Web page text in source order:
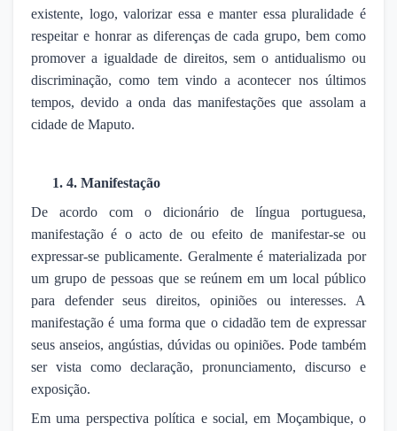
existente, logo, valorizar essa e manter essa pluralidade é
respeitar e honrar as diferenças de cada grupo, bem como
promover a igualdade de direitos, sem o antidualismo ou
discriminação, como tem vindo a acontecer nos últimos
tempos, devido a onda das manifestações que assolam a
cidade de Maputo.
1. 4. Manifestação
De acordo com o dicionário de língua portuguesa,
manifestação é o acto de ou efeito de manifestar-se ou
expressar-se publicamente. Geralmente é materializada por
um grupo de pessoas que se reúnem em um local público
para defender seus direitos, opiniões ou interesses. A
manifestação é uma forma que o cidadão tem de expressar
seus anseios, angústias, dúvidas ou opiniões. Pode também
ser vista como declaração, pronunciamento, discurso e
exposição.
Em uma perspectiva política e social, em Moçambique, o